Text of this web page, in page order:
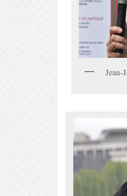
Jean-